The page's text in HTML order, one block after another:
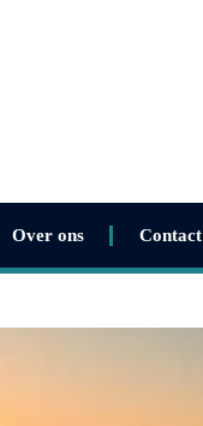
Over ons Contact